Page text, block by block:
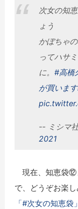
次女の知
ょう
かぼちゃ
ってハサ
に。 #高橋
が買います
-- ミシマ
2021
現在、知恵袋⑫
で、どうぞお楽
「#次女の知恵袋」